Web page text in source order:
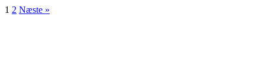
1 2 Næste »